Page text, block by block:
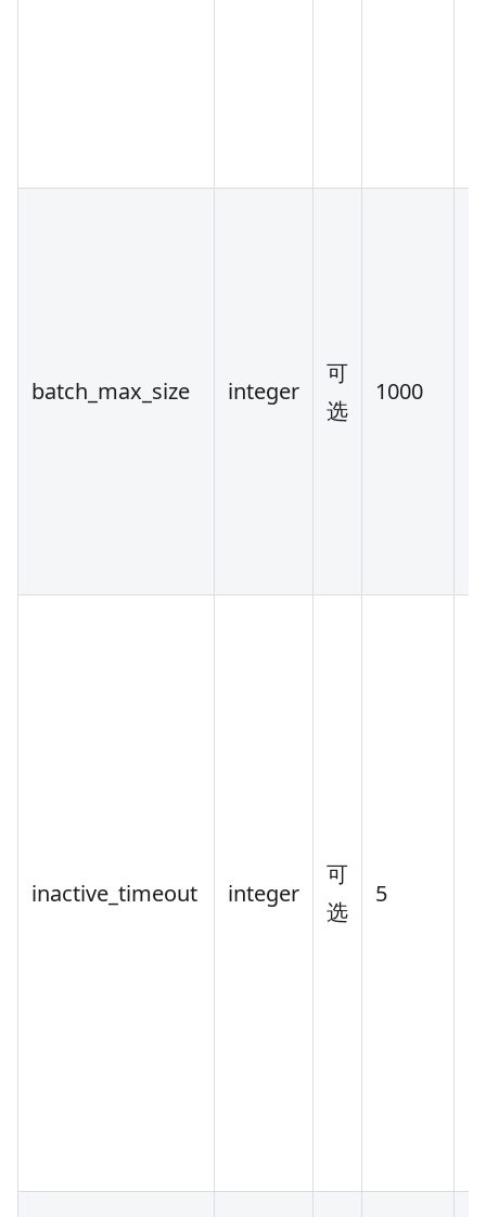
batch_max_size integer
可
选
1000
inactive_timeout integer
可
选
5